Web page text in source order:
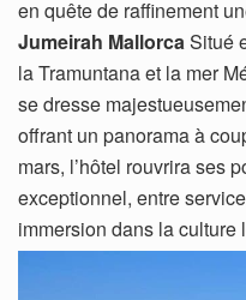
en quête de raffinement
Jumeirah MallorcaSitué
la Tramuntana et la mer
se dresse
offrant un panorama à
mars, l’hôtel rouvrira ses
exceptionnel, entre
immersion dans la culture